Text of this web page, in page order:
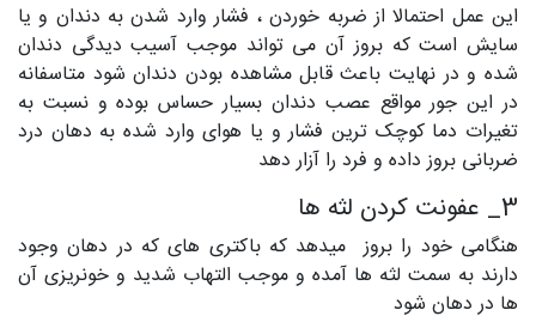
این عمل احتمالا از ضربه خوردن ، فشار وارد شدن به دندان و یا
سایش است که بروز آن می تواند موجب آسیب دیدگی دندان
شده و در نهایت باعث قابل مشاهده بودن دندان شود متاسفانه
در این جور مواقع عصب دندان بسیار حساس بوده و نسبت به
تغیرات دما کوچک ترین فشار و یا هوای وارد شده به دهان درد
ضربانی بروز داده و فرد را آزار دهد
3_ عفونت کردن لثه ها
هنگامی خود را بروز میدهد که باکتری های که در دهان وجود
دارند به سمت لثه ها آمده و موجب التهاب شدید و خونریزی آن
ها در دهان شود